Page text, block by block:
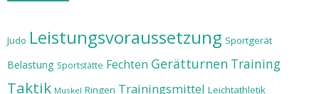
Judo Leistungsvoraussetzung Sportgerät
Belastung Sportstätte Fechten Gerätturnen Training
Taktik Muskel Ringen Trainingsmittel Leichtathletik